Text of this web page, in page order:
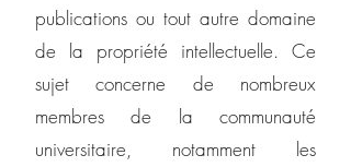
publications ou tout autre domaine
de la propriété intellectuelle. Ce
sujet concerne de nombreux
membres de la communauté
universitaire, notamment les